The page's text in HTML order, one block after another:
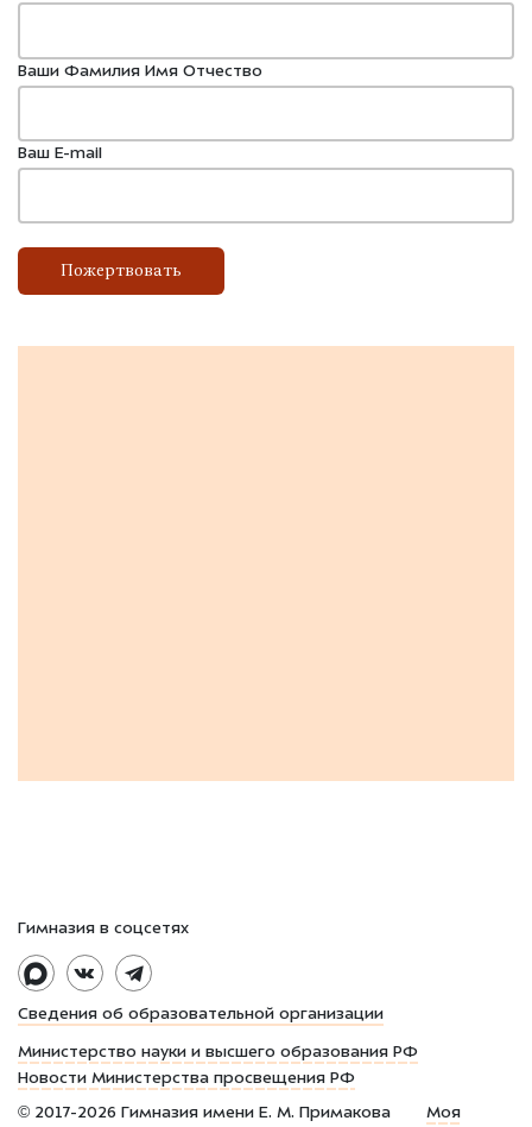
Ваши Фамилия Имя Отчество
Ваш E-mail
Пожертвовать
Сведения об образовательной организации
Министерство науки и высшего образования РФ
Новости Министерства просвещения РФ
© 2017-2026 Гимназия имени Е. М. Примакова Моя
Гимназия в соцсетях